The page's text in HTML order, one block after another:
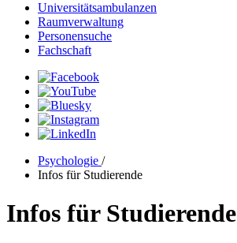
Universitätsambulanzen
Raumverwaltung
Personensuche
Fachschaft
Psychologie /
Infos für Studierende
Infos für Studierende